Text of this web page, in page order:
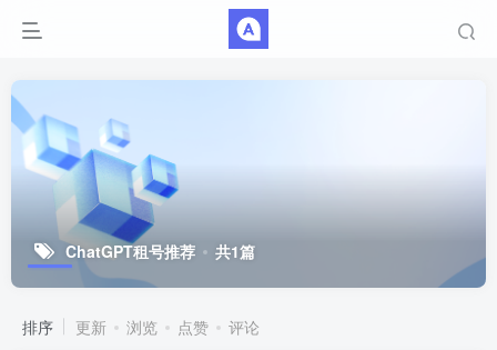
ChatGPT租号推荐 共1篇
排序 更新 浏览 点赞 评论